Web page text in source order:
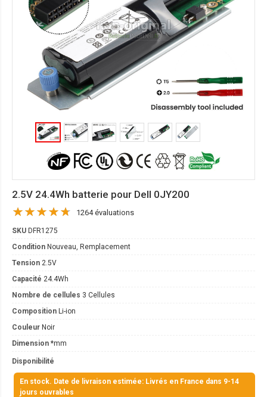
2.5V 24.4Wh batterie pour Dell 0JY200
1264 évaluations
SKU DFR1275
Condition Nouveau, Remplacement
Tension 2.5V
Capacité 24.4Wh
Nombre de cellules 3 Cellules
Composition Li-ion
Couleur Noir
Dimension *mm
Disponibilité
En stock. Date de livraison estimée: Livrés en France dans 9-14
jours ouvrables